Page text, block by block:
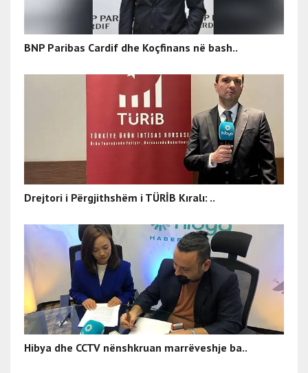
BNP Paribas Cardif dhe Koçfinans në bash..
Drejtori i Përgjithshëm i TÜRİB Kıralı: ..
Hibya dhe CCTV nënshkruan marrëveshje ba..